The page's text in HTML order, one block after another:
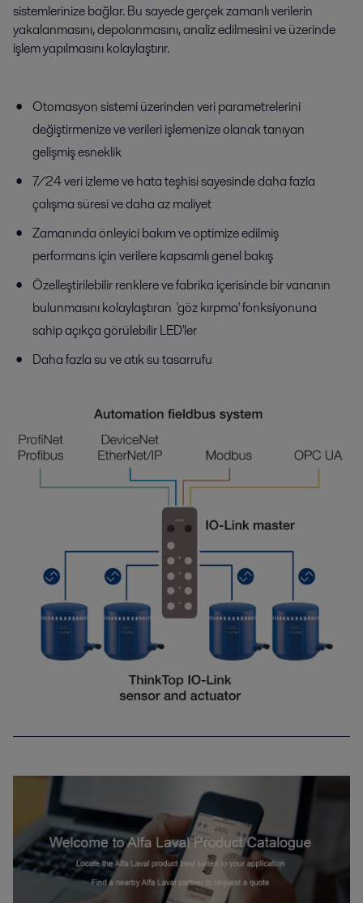
sistemlerinize bağlar. Bu sayede gerçek zamanlı verilerin
yakalanmasını, depolanmasını, analiz edilmesini ve üzerinde
işlem yapılmasını kolaylaştırır.
Otomasyon sistemi üzerinden veri parametrelerini
değiştirmenize ve verileri işlemenize olanak tanıyan
gelişmiş esneklik
7/24 veri izleme ve hata teşhisi sayesinde daha fazla
çalışma süresi ve daha az maliyet
Zamanında önleyici bakım ve optimize edilmiş
performans için verilere kapsamlı genel bakış
Özelleştirilebilir renklere ve fabrika içerisinde bir vananın
bulunmasını kolaylaştıran 'göz kırpma' fonksiyonuna
sahip açıkça görülebilir LED'ler
Daha fazla su ve atık su tasarrufu